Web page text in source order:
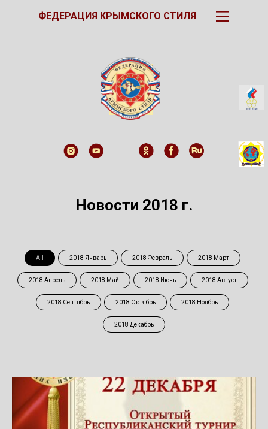
ФЕДЕРАЦИЯ КРЫМСКОГО СТИЛЯ III
Новости 2018 г.
All 2018 Январь 2018 Февраль 2018 Март
2018 Апрель 2018 Май 2018 Июнь 2018 Август
2018 Сентябрь 2018 Октябрь 2018 Ноябрь
2018 Декабрь